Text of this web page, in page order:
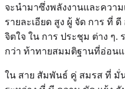
จะนํามาซึ่งพลังงานและควา
รายละเอียด สูง ผู้ จัด การ ที่
จิตใจ ใน การ ประชุม ต่าง ๆ
กว่า ท้าทายสมมติฐานที่อ่อนแ
ใน สาย สัมพันธ์ คู่ สมรส ที่ มั่